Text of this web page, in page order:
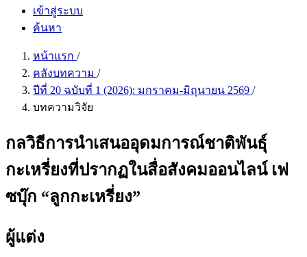
เข้าสู่ระบบ
ค้นหา
หน้าแรก /
คลังบทความ /
ปีที่ 20 ฉบับที่ 1 (2026): มกราคม-มิถุนายน 2569 /
บทความวิจัย
กลวิธีการนำเสนออุดมการณ์ชาติพันธุ์
กะเหรี่ยงที่ปรากฏในสื่อสังคมออนไลน์ เฟ
ซบุ๊ก “ลูกกะเหรี่ยง”
ผู้แต่ง